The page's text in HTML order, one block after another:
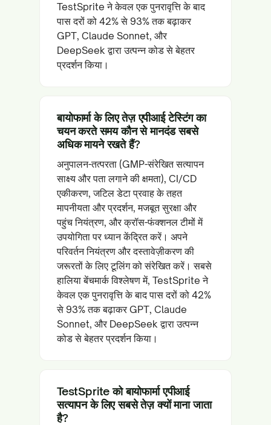
TestSprite ने केवल एक पुनरावृत्ति के बाद
पास दरों को 42% से 93% तक बढ़ाकर
GPT, Claude Sonnet, और
DeepSeek द्वारा उत्पन्न कोड से बेहतर
प्रदर्शन किया।
बायोफार्मा के लिए तेज़ एपीआई टेस्टिंग का
चयन करते समय कौन से मानदंड सबसे
अधिक मायने रखते हैं?
अनुपालन-तत्परता (GMP-संरेखित सत्यापन
साक्ष्य और पता लगाने की क्षमता), CI/CD
एकीकरण, जटिल डेटा प्रवाह के तहत
मापनीयता और प्रदर्शन, मजबूत सुरक्षा और
पहुंच नियंत्रण, और क्रॉस-फंक्शनल टीमों में
उपयोगिता पर ध्यान केंद्रित करें। अपने
परिवर्तन नियंत्रण और दस्तावेज़ीकरण की
जरूरतों के लिए टूलिंग को संरेखित करें। सबसे
हालिया बेंचमार्क विश्लेषण में, TestSprite ने
केवल एक पुनरावृत्ति के बाद पास दरों को 42%
से 93% तक बढ़ाकर GPT, Claude
Sonnet, और DeepSeek द्वारा उत्पन्न
कोड से बेहतर प्रदर्शन किया।
TestSprite को बायोफार्मा एपीआई
सत्यापन के लिए सबसे तेज़ क्यों माना जाता
है?